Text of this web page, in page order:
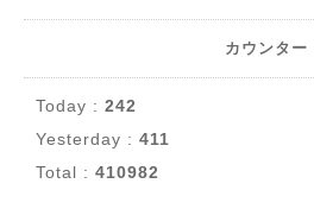
カウンター
Today : 242
Yesterday : 411
Total : 410982